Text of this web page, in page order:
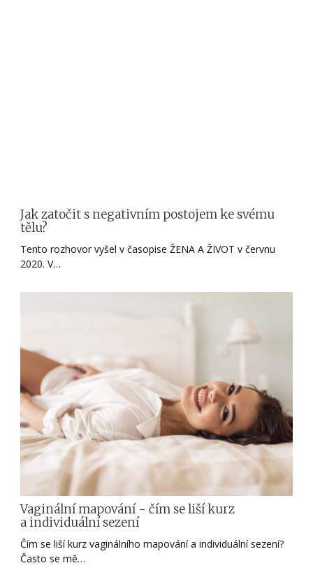
Jak zatočit s negativním postojem ke svému
tělu?
Tento rozhovor vyšel v časopise ŽENA A ŽIVOT v červnu
2020. V…
Vaginální mapování - čím se liší kurz
a individuální sezení
Čím se liší kurz vaginálního mapování a individuální sezení?
Často se mě…